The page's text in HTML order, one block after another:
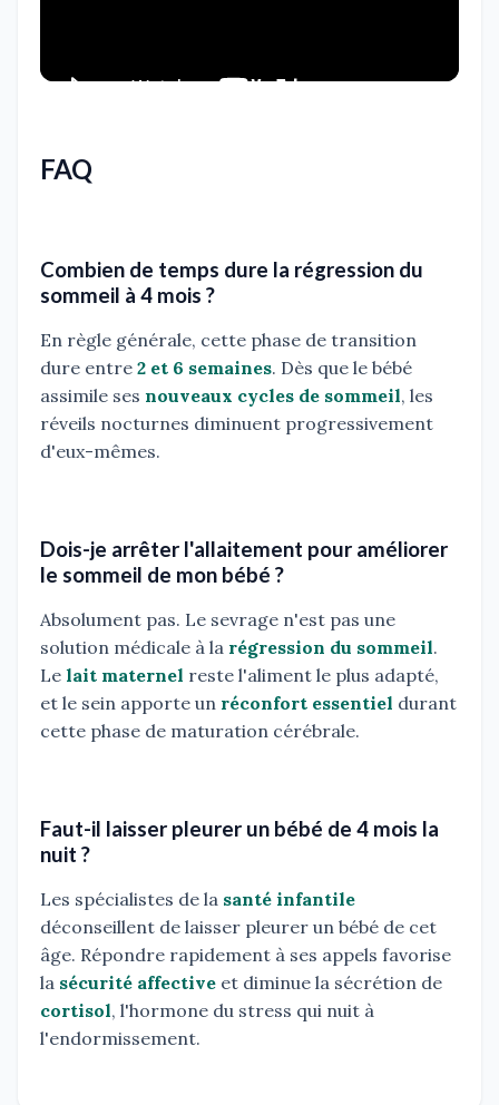
FAQ
Combien de temps dure la régression du
sommeil à 4 mois ?
En règle générale, cette phase de transition
dure entre 2 et 6 semaines. Dès que le bébé
assimile ses nouveaux cycles de sommeil, les
réveils nocturnes diminuent progressivement
d'eux-mêmes.
Dois-je arrêter l'allaitement pour améliorer
le sommeil de mon bébé ?
Absolument pas. Le sevrage n'est pas une
solution médicale à la régression du sommeil.
Le lait maternel reste l'aliment le plus adapté,
et le sein apporte un réconfort essentiel durant
cette phase de maturation cérébrale.
Faut-il laisser pleurer un bébé de 4 mois la
nuit ?
Les spécialistes de la santé infantile
déconseillent de laisser pleurer un bébé de cet
âge. Répondre rapidement à ses appels favorise
la sécurité affective et diminue la sécrétion de
cortisol, l'hormone du stress qui nuit à
l'endormissement.